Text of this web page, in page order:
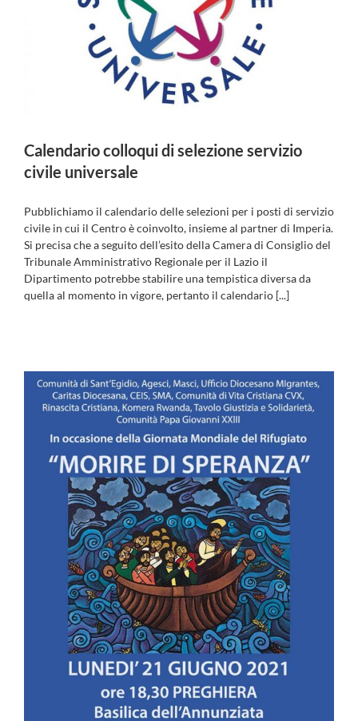
Calendario colloqui di selezione servizio
civile universale
Pubblichiamo il calendario delle selezioni per i posti di servizio
civile in cui il Centro è coinvolto, insieme al partner di Imperia.
Si precisa che a seguito dell’esito della Camera di Consiglio del
Tribunale Amministrativo Regionale per il Lazio il
Dipartimento potrebbe stabilire una tempistica diversa da
quella al momento in vigore, pertanto il calendario [...]